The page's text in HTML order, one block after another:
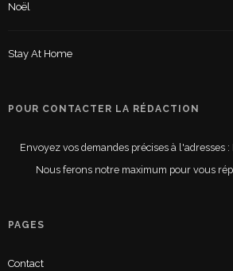
Noël
Stay At Home
POUR CONTACTER LA RÉDACTION
Envoyez vos demandes précises à l'adresses
Nous ferons notre maximum pour vous
PAGES
Contact